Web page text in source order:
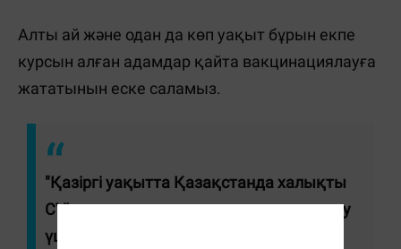
Алты ай және одан да көп уақыт бұрын екпе
курсын алған адамдар қайта вакцинациялауға
жататынын еске саламыз.
"Қазіргі уақытта Қазақстанда халықты
CVI-ға қарсы егу және ревакцинациялау
үшін вакцинаның үш түрі (Pfizer,